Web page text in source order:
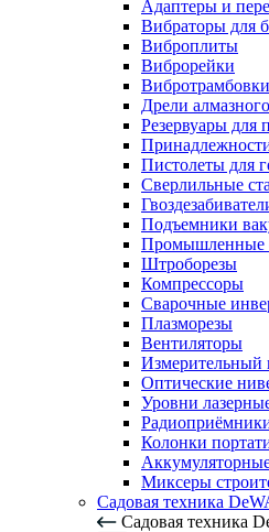
Адаптеры и
Вибраторы для
Виброплиты
Виброрейки
Вибротрамбовки
Дрели
Резервуары для
Пистолеты для
Сверлильные
Подъемники
Промышленные
Штроборезы
Компрессоры
Сварочные
Плазморезы
Вентиляторы
Измерительный
Оптические
Уровни
Колонки
Миксеры
Садовая техника
Садовая техника